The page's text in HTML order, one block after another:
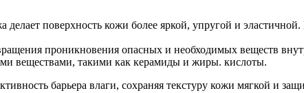
поверхность кожи более яркой, упругой и
проникновения опасных и необходимых веществ
веществами, такими как керамиды и жиры. кислоты.
барьера влаги, сохраняя текстуру кожи мягкой и